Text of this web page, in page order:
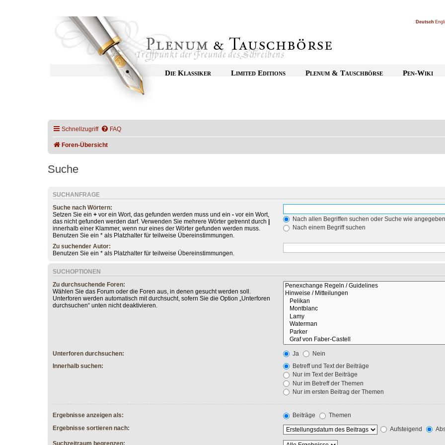
Deutsch
Die Klassiker Limited Editions Plenum & Tauschbörse Pen-Wiki
Schnellzugriff FAQ
Foren-Übersicht
Suche
SUCHANFRAGE
Suche nach Wörtern:
Setzen Sie ein + vor ein Wort, das gefunden werden muss und ein - vor ein Wort,
das nicht gefunden werden darf. Verwenden Sie mehrere Wörter getrennt durch
innerhalb einer Klammer, wenn nur eines der Wörter gefunden werden muss.
Benutzen Sie ein * als Platzhalter für teilweise Übereinstimmungen.
Nach allen Begriffen suchen oder Suche wie
Nach einem Begriff suchen
Zu suchender Autor:
Benutzen Sie ein * als Platzhalter für teilweise Übereinstimmungen.
SUCHOPTIONEN
Zu durchsuchende Foren:
Wählen Sie das Forum oder die Foren aus, in denen gesucht werden soll.
Unterforen werden automatisch mit durchsucht, sofern Sie die Option „Unterforen
durchsuchen“ unten nicht deaktivieren.
Unterforen durchsuchen: Ja
Nein
Innerhalb suchen:
Betreff und Text der Beiträge
Nur im Text der Beiträge
Nur im Betreff der Themen
Nur im ersten Beitrag der Themen
Ergebnisse anzeigen als: Beiträge
Themen
Ergebnisse sortieren nach:
Aufsteigend
Suchzeitraum begrenzen: